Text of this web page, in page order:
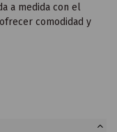
a medida con el
comodidad y